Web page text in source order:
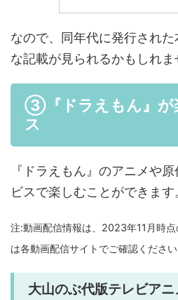
なので、同年代に発行され
な記載が見られるかもしれま
③『ドラえもん』が
ス
『ドラえもん』のアニメや
ビスで楽しむことができます
注:動画配信情報は、2023年11月時
は各動画配信サイトでご確認ください
大山のぶ代版テレビアニ